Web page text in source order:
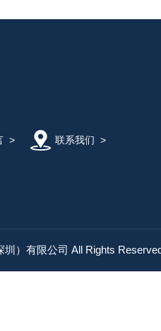
> 联系我们 >
圳）有限公司 All Rights